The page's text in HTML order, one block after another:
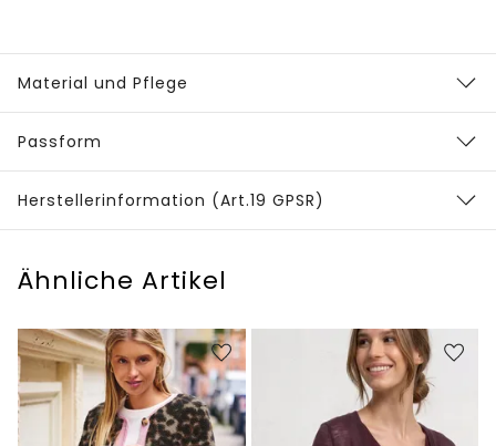
Material und Pflege
Passform
Herstellerinformation (Art.19 GPSR)
Ähnliche Artikel